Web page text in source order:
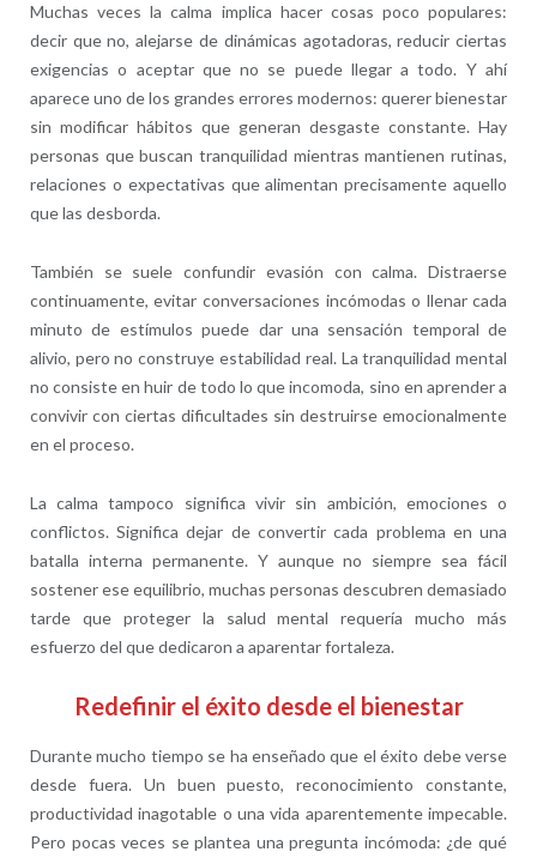
Muchas veces la calma implica hacer cosas poco populares:
decir que no, alejarse de dinámicas agotadoras, reducir ciertas
exigencias o aceptar que no se puede llegar a todo. Y ahí
aparece uno de los grandes errores modernos: querer bienestar
sin modificar hábitos que generan desgaste constante. Hay
personas que buscan tranquilidad mientras mantienen rutinas,
relaciones o expectativas que alimentan precisamente aquello
que las desborda.
También se suele confundir evasión con calma. Distraerse
continuamente, evitar conversaciones incómodas o llenar cada
minuto de estímulos puede dar una sensación temporal de
alivio, pero no construye estabilidad real. La tranquilidad mental
no consiste en huir de todo lo que incomoda, sino en aprender a
convivir con ciertas dificultades sin destruirse emocionalmente
en el proceso.
La calma tampoco significa vivir sin ambición, emociones o
conflictos. Significa dejar de convertir cada problema en una
batalla interna permanente. Y aunque no siempre sea fácil
sostener ese equilibrio, muchas personas descubren demasiado
tarde que proteger la salud mental requería mucho más
esfuerzo del que dedicaron a aparentar fortaleza.
Redefinir el éxito desde el bienestar
Durante mucho tiempo se ha enseñado que el éxito debe verse
desde fuera. Un buen puesto, reconocimiento constante,
productividad inagotable o una vida aparentemente impecable.
Pero pocas veces se plantea una pregunta incómoda: ¿de qué